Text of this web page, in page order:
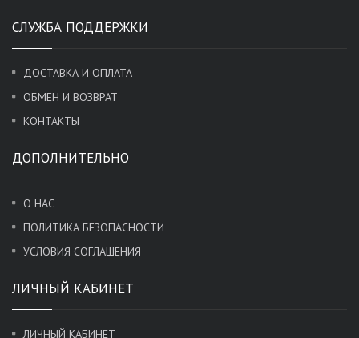
СЛУЖБА ПОДДЕРЖКИ
ДОСТАВКА И ОПЛАТА
ОБМЕН И ВОЗВРАТ
КОНТАКТЫ
ДОПОЛНИТЕЛЬНО
О НАС
ПОЛИТИКА БЕЗОПАСНОСТИ
УСЛОВИЯ СОГЛАШЕНИЯ
ЛИЧНЫЙ КАБИНЕТ
ЛИЧНЫЙ КАБИНЕТ